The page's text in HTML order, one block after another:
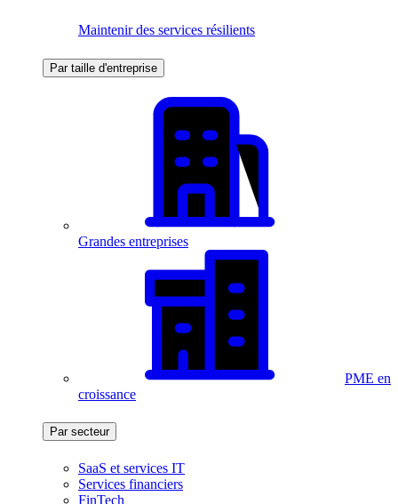
Maintenir des services résilients
Par taille d'entreprise
Grandes entreprises
PME en
croissance
Par secteur
SaaS et services IT
Services financiers
FinTech